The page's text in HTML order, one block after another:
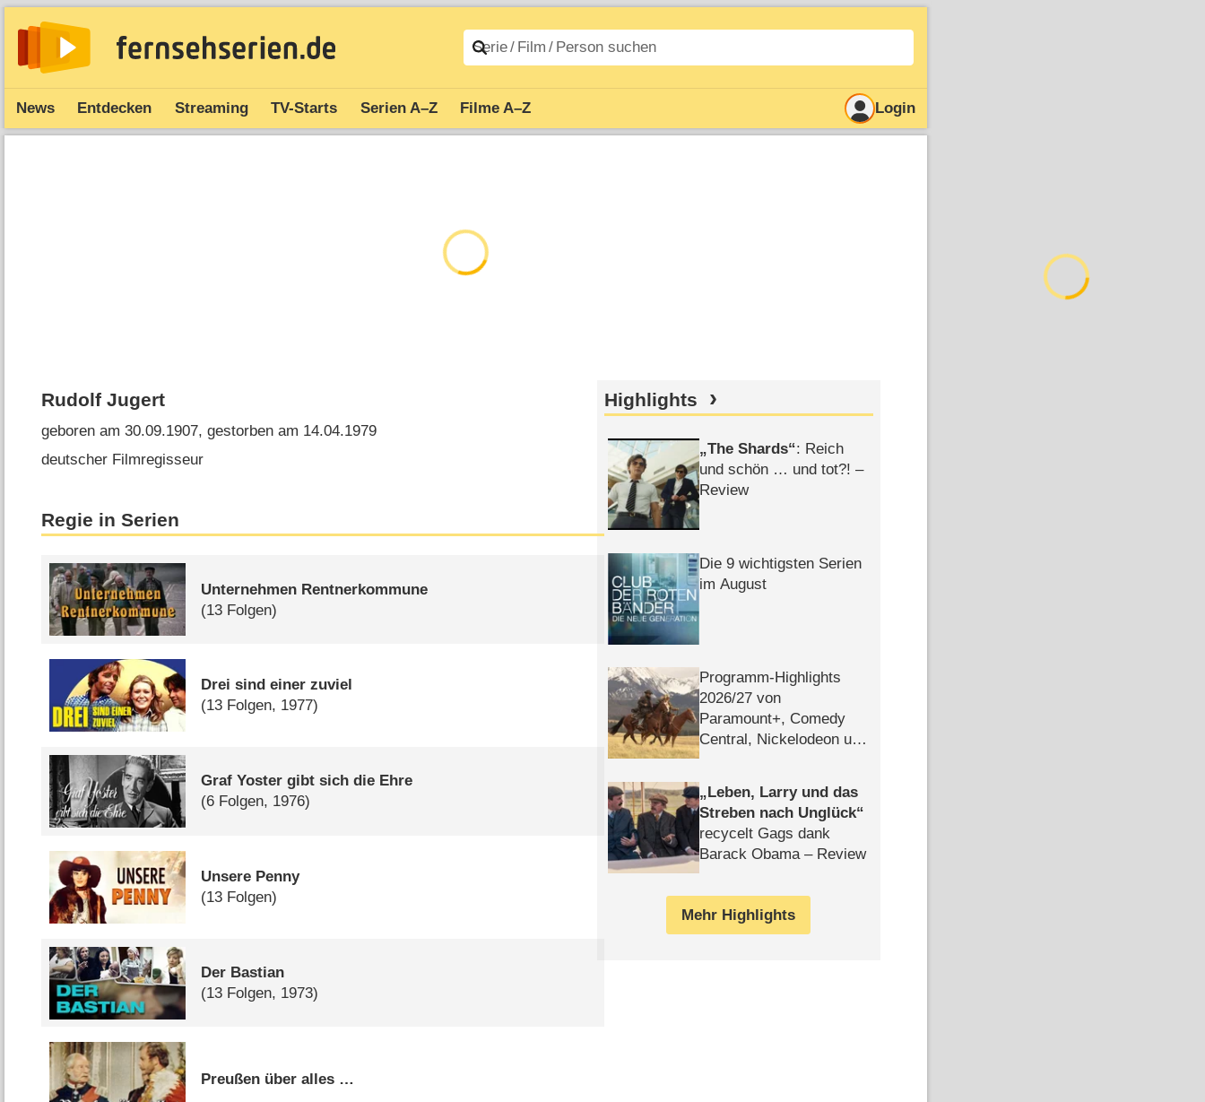
News Entdecken Streaming TV-Starts Serien A–Z Filme A–Z Login
Rudolf Jugert
geboren am 30.09.1907, gestorben am 14.04.1979
deutscher Filmregisseur
Regie in Serien
Unternehmen Rentnerkommune
(13 Folgen)
Drei sind einer zuviel
(13 Folgen, 1977)
Graf Yoster gibt sich die Ehre
(6 Folgen, 1976)
Unsere Penny
(13 Folgen)
Der Bastian
(13 Folgen, 1973)
Preußen über alles …
Highlights
The Shards : Reich
und schön … und tot?! –
Review
Die 9 wichtigsten Serien
im August
Programm-Highlights
2026/​27 von
Paramount+, Comedy
Central, Nickelodeon und
Leben, Larry und das
Streben nach Unglück
recycelt Gags dank
Barack Obama – Review
Mehr Highlights